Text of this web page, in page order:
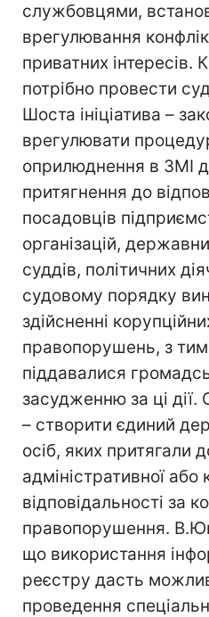
службовцями,
врегулювання
приватних інтересів.
потрібно провести
Шоста ініціатива –
врегулювати
оприлюднення в ЗМІ
притягнення до
посадовців
організацій,
суддів, політичних
судовому порядку
здійсненні
правопорушень, з
піддавалися
засудженню за ці дії.
– створити єдиний
осіб, яких притягали
адміністративної або
відповідальності за
правопорушення.
що використання
реєстру дасть
проведення